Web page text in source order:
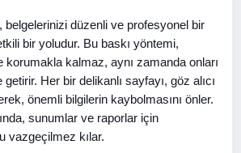
, belgelerinizi düzenli ve profesyonel bir
bir yoludur. Bu baskı yöntemi,
korumakla kalmaz, aynı zamanda onları
Her bir delikanlı sayfayı, göz alıcı
önemli bilgilerin kaybolmasını önler.
sunumlar ve raporlar için
vazgeçilmez kılar.